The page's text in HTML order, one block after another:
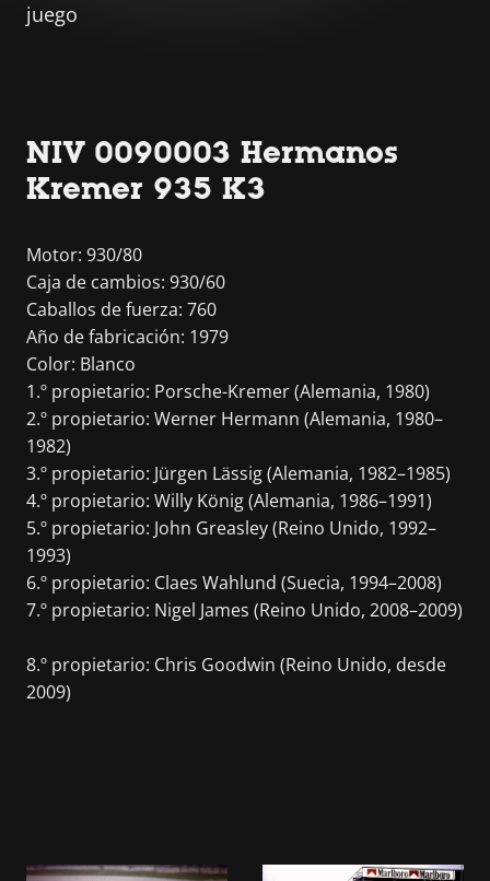
juego
NIV 0090003 Hermanos
Kremer 935 K3
Motor: 930/80
Caja de cambios: 930/60
Caballos de fuerza: 760
Año de fabricación: 1979
Color: Blanco
1.º propietario: Porsche-Kremer (Alemania, 1980)
2.º propietario: Werner Hermann (Alemania, 1980–
1982)
3.º propietario: Jürgen Lässig (Alemania, 1982–1985)
4.º propietario: Willy König (Alemania, 1986–1991)
5.º propietario: John Greasley (Reino Unido, 1992–
1993)
6.º propietario: Claes Wahlund (Suecia, 1994–2008)
7.º propietario: Nigel James (Reino Unido, 2008–2009)
8.º propietario: Chris Goodwin (Reino Unido, desde
2009)